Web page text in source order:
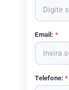
Email: *
Telefone:*